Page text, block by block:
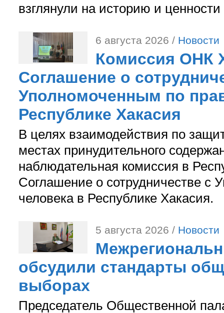
взглянули на историю и
6 августа 2026 / Новости
Комиссия ОНК
Соглашение о
Уполномоченным по
Республике Хакасия
В целях взаимодействия по
местах принудительного
наблюдательная комиссия в
Соглашение о сотрудничестве с
человека в Республике Хакасия.
5 августа 2026 / Новости
обсудили стандарты
выборах
Председатель Общественной